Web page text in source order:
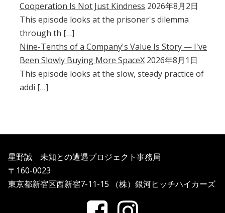
Cooperation Is Not Just Kindness 2026年8月2日
This episode looks at the prisoner's dilemma
through th […]
Nine-Tenths of a Company's Value Is Story — I've
Been Slowly Buying More SpaceX 2026年8月1日
This episode looks at the slow, steady practice of
addi […]
星野誠 未知との遭遇プロジェクト事務局
〒160-0023
東京都新宿区西新宿7-11-15 （株）銀河ヒッチハイカーズ